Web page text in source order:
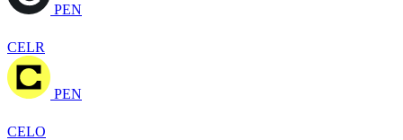
PEN
CELR
PEN
CELO